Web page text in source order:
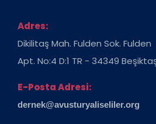
Adres:
Dikilitaş Mah. Fulden Sok. Fulden
Apt. No:4 D:1 TR - 34349
E-Posta Adresi:
dernek@avusturyaliseliler.org